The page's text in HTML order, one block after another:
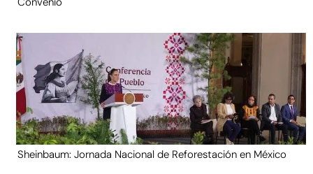
Sheinbaum: Jornada Nacional de Reforestación en México